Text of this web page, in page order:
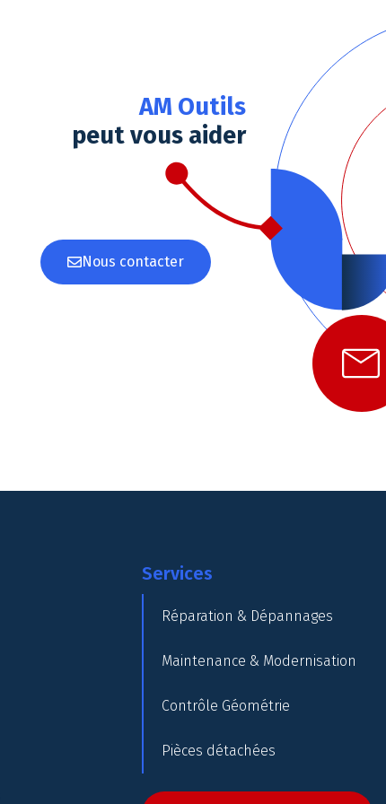
AM Outils
peut vous aider
Nous contacter
Services
Réparation & Dépannages
Maintenance & Modernisation
Contrôle Géométrie
Pièces détachées